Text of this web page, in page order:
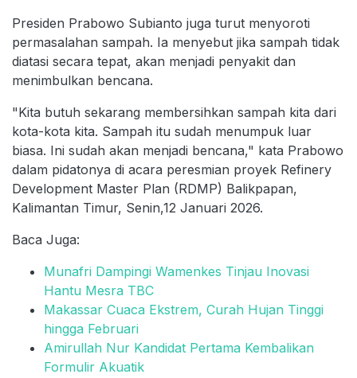
Presiden Prabowo Subianto juga turut menyoroti
permasalahan sampah. Ia menyebut jika sampah tidak
diatasi secara tepat, akan menjadi penyakit dan
menimbulkan bencana.
"Kita butuh sekarang membersihkan sampah kita dari
kota-kota kita. Sampah itu sudah menumpuk luar
biasa. Ini sudah akan menjadi bencana," kata Prabowo
dalam pidatonya di acara peresmian proyek Refinery
Development Master Plan (RDMP) Balikpapan,
Kalimantan Timur, Senin,12 Januari 2026.
Baca Juga:
Munafri Dampingi Wamenkes Tinjau Inovasi
Hantu Mesra TBC
Makassar Cuaca Ekstrem, Curah Hujan Tinggi
hingga Februari
Amirullah Nur Kandidat Pertama Kembalikan
Formulir Akuatik